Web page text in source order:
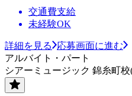
交通費支給
未経験OK
詳細を見る
応募画面に進む
アルバイト・パート
シアーミュージック 錦糸町